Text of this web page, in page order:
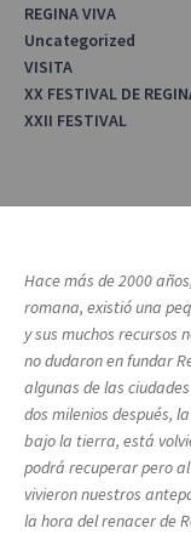
REGINA VIVA
Uncategorized
VISITA
XX FESTIVAL DE
XXII FESTIVAL
Hace más de 2000
romana, existió una
y sus muchos recursos
no dudaron en fundar
algunas de las
dos milenios después,
bajo la tierra, está
podrá recuperar pero
vivieron nuestros
la hora del renacer de